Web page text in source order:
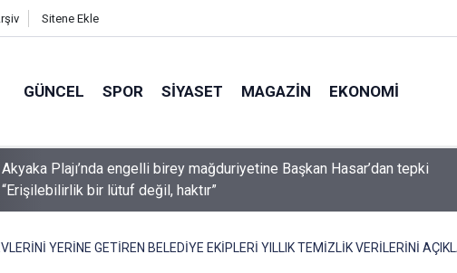
Sitene Ekle
GÜNCEL SPOR SIYASET MAGAZIN EKONOMI
Akyaka Plajı’nda engelli birey mağduriyetine Başkan Hasar’dan tepki
“Erişilebilirlik bir lütuf değil, haktır”
YERİNE GETİREN BELEDİYE EKİPLERİ YILLIK TEMİZLİK VERİLERİNİ